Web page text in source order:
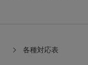
各種対応表